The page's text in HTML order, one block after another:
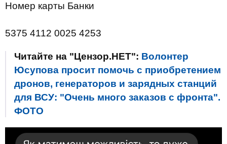
Номер карты Банки
5375 4112 0025 4253
Читайте на "Цензор.НЕТ": Волонтер
Юсупова просит помочь с приобретением
дронов, генераторов и зарядных станций
для ВСУ: "Очень много заказов с фронта".
ФОТО